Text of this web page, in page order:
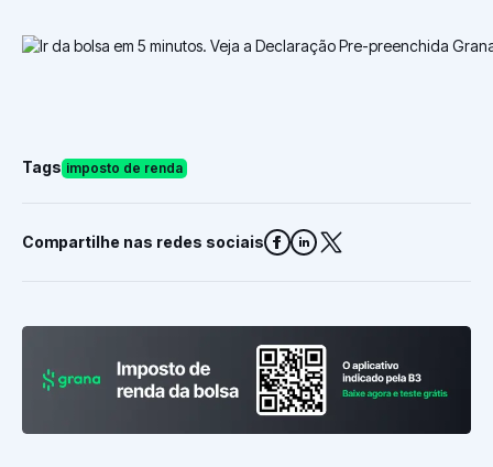
Tags imposto de renda
Compartilhe nas redes sociais